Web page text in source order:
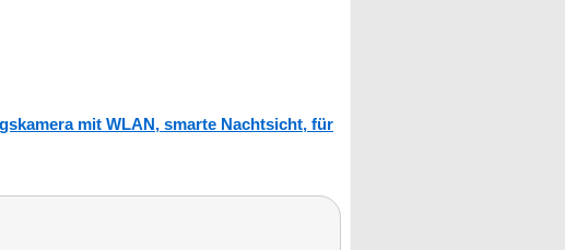
mit WLAN, smarte Nachtsicht, für